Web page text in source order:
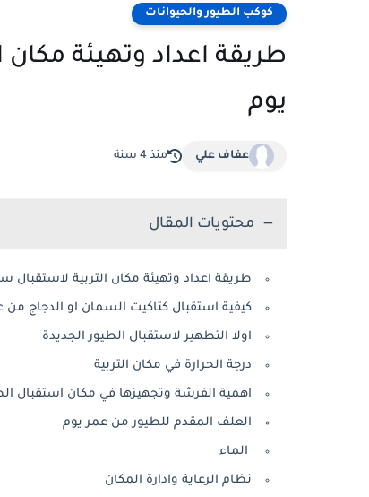
كوكب الطيور والحيوانات
طريقة اعداد وتهيئة
يوم
عفاف علي منذ 4 سنة
محتويات المقال
طريقة اعداد وتهيئة مكان التربية لاستقبال
كيفية استقبال كتاكيت السمان او الدجاج من
اولا التطهير لاستقبال الطيور الجديدة
درجة الحرارة في مكان التربية
اهمية الفرشة وتجهيزها في مكان استقبال
العلف المقدم للطيور من عمر يوم
الماء
نظام الرعاية وادارة المكان